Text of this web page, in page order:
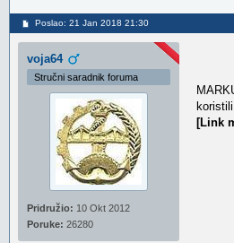
Poslao: 21 Jan 2018 21:30
voja64
Stručni saradnik foruma
Pridružio: 10 Okt 2012
Poruke: 26280
[Link